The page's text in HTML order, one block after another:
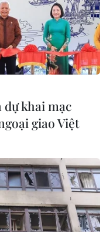
khẩu hiệu để chào
Hiếu/Vietnam +)
khai mạc
giao Việt